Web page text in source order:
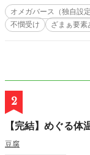
には、まず静也と離婚し
たある夜、三塚は静也に
分を待つ恐ろしい運命など、想
りミスです！ お詫びし
オメガバース（独自設定
不憫受け
ざまぁ要素
2
【完結】めぐる体
豆腐